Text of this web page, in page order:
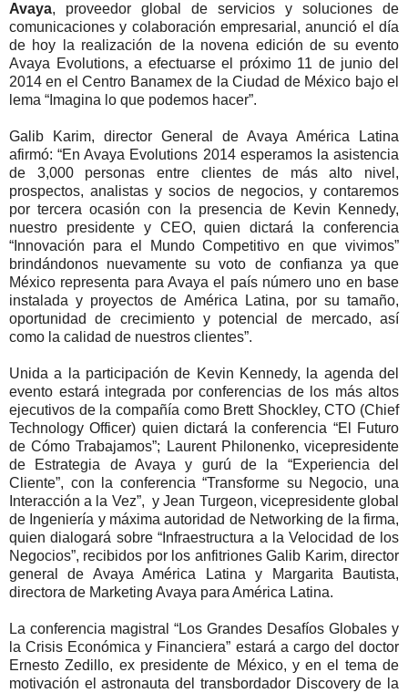
Avaya, proveedor global de servicios y soluciones de
comunicaciones y colaboración empresarial, anunció el día
de hoy la realización de la novena edición de su evento
Avaya Evolutions, a efectuarse el próximo 11 de junio del
2014 en el Centro Banamex de la Ciudad de México bajo el
lema “Imagina lo que podemos hacer”.
Galib Karim, director General de Avaya América Latina
afirmó: “En Avaya Evolutions 2014 esperamos la asistencia
de 3,000 personas entre clientes de más alto nivel,
prospectos, analistas y socios de negocios, y contaremos
por tercera ocasión con la presencia de Kevin Kennedy,
nuestro presidente y CEO, quien dictará la conferencia
“Innovación para el Mundo Competitivo en que vivimos”
brindándonos nuevamente su voto de confianza ya que
México representa para Avaya el país número uno en base
instalada y proyectos de América Latina, por su tamaño,
oportunidad de crecimiento y potencial de mercado, así
como la calidad de nuestros clientes”.
Unida a la participación de Kevin Kennedy, la agenda del
evento estará integrada por conferencias de los más altos
ejecutivos de la compañía como Brett Shockley, CTO (Chief
Technology Officer) quien dictará la conferencia “El Futuro
de Cómo Trabajamos”; Laurent Philonenko, vicepresidente
de Estrategia de Avaya y gurú de la “Experiencia del
Cliente”, con la conferencia “Transforme su Negocio, una
Interacción a la Vez”, y Jean Turgeon, vicepresidente global
de Ingeniería y máxima autoridad de Networking de la firma,
quien dialogará sobre “Infraestructura a la Velocidad de los
Negocios”, recibidos por los anfitriones Galib Karim, director
general de Avaya América Latina y Margarita Bautista,
directora de Marketing Avaya para América Latina.
La conferencia magistral “Los Grandes Desafíos Globales y
la Crisis Económica y Financiera” estará a cargo del doctor
Ernesto Zedillo, ex presidente de México, y en el tema de
motivación el astronauta del transbordador Discovery de la